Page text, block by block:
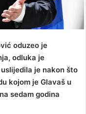
oduzeo je
odluka je
je nakon što
kojom je Glavaš u
sedam godina